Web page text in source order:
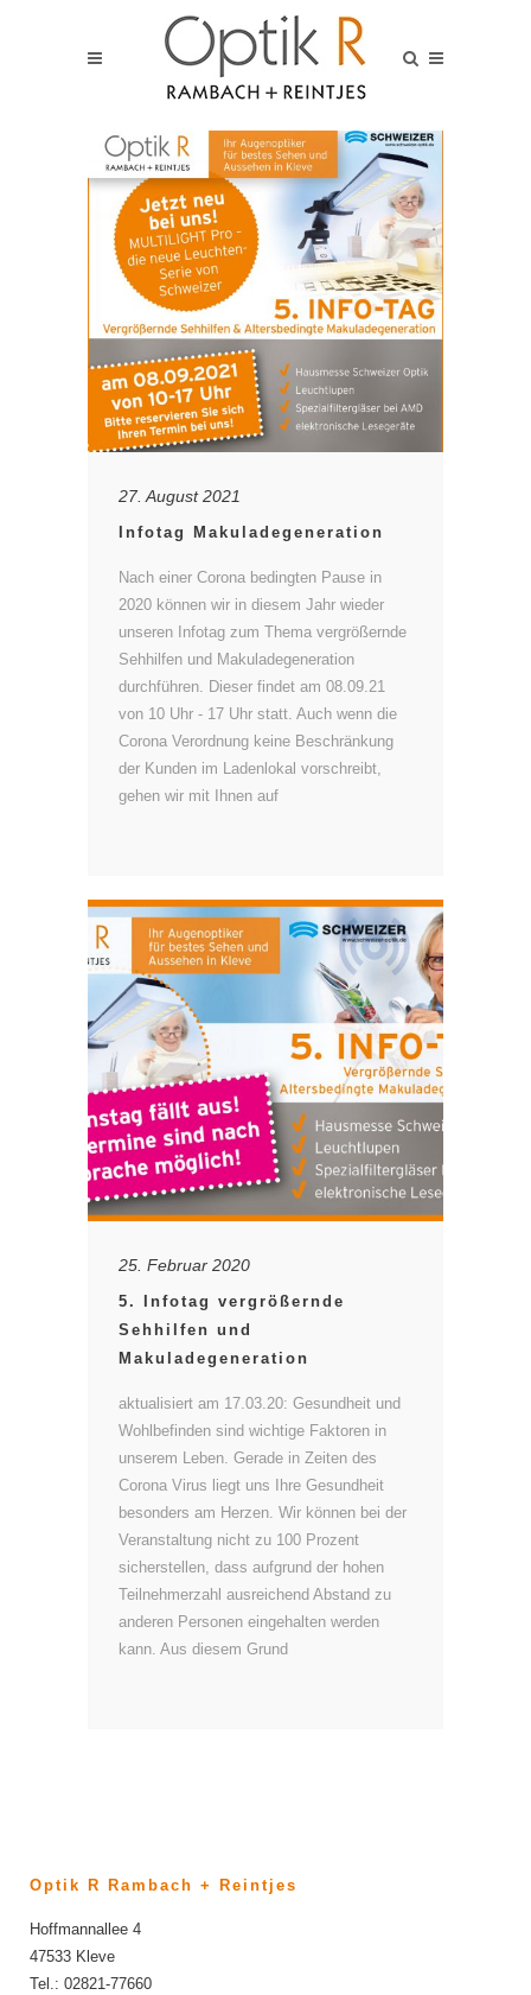
27. August 2021
Infotag Makuladegeneration
Nach einer Corona bedingten Pause in
2020 können wir in diesem Jahr wieder
unseren Infotag zum Thema vergrößernde
Sehhilfen und Makuladegeneration
durchführen. Dieser findet am 08.09.21
von 10 Uhr - 17 Uhr statt. Auch wenn die
Corona Verordnung keine Beschränkung
der Kunden im Ladenlokal vorschreibt,
gehen wir mit Ihnen auf
25. Februar 2020
5. Infotag vergrößernde
Sehhilfen und
Makuladegeneration
aktualisiert am 17.03.20: Gesundheit und
Wohlbefinden sind wichtige Faktoren in
unserem Leben. Gerade in Zeiten des
Corona Virus liegt uns Ihre Gesundheit
besonders am Herzen. Wir können bei der
Veranstaltung nicht zu 100 Prozent
sicherstellen, dass aufgrund der hohen
Teilnehmerzahl ausreichend Abstand zu
anderen Personen eingehalten werden
kann. Aus diesem Grund
Optik R Rambach + Reintjes
Hoffmannallee 4
47533 Kleve
Tel.: 02821-77660